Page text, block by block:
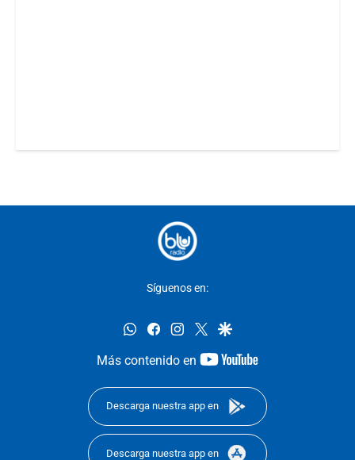
Síguenos en:
whatsappfacebookinstagram
twittergoogle
Más contenido en
youtube-
Descarga nuestra app en
Descarga nuestra app en